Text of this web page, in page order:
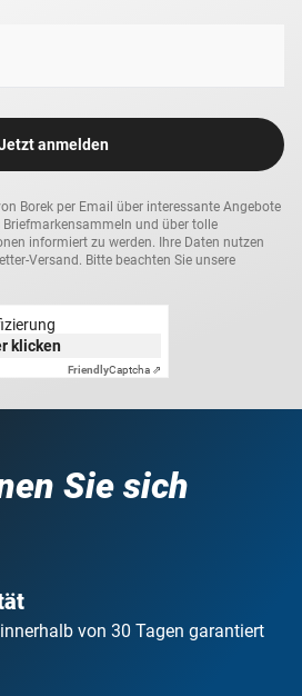
anmelden
Borek per Email über interessante Angebote
und über tolle
informiert zu werden. Ihre Daten nutzen
Versand. Bitte beachten Sie unsere
klicken
FriendlyCaptcha ⇗
Sie sich
von 30 Tagen garantiert